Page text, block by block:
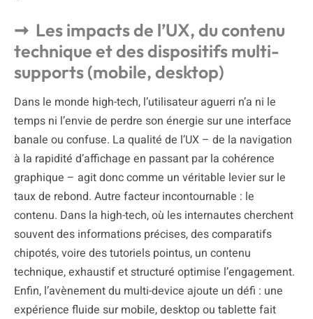
Les impacts de l’UX, du contenu
technique et des dispositifs multi-
supports (mobile, desktop)
Dans le monde high-tech, l’utilisateur aguerri n’a ni le
temps ni l’envie de perdre son énergie sur une interface
banale ou confuse. La qualité de l’UX – de la navigation
à la rapidité d’affichage en passant par la cohérence
graphique – agit donc comme un véritable levier sur le
taux de rebond. Autre facteur incontournable : le
contenu. Dans la high-tech, où les internautes cherchent
souvent des informations précises, des comparatifs
chipotés, voire des tutoriels pointus, un contenu
technique, exhaustif et structuré optimise l’engagement.
Enfin, l’avènement du multi-device ajoute un défi : une
expérience fluide sur mobile, desktop ou tablette fait